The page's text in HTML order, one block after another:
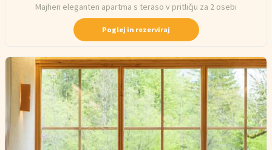
Majhen eleganten apartma s teraso v pritličju za 2 osebi
Poglej in rezerviraj